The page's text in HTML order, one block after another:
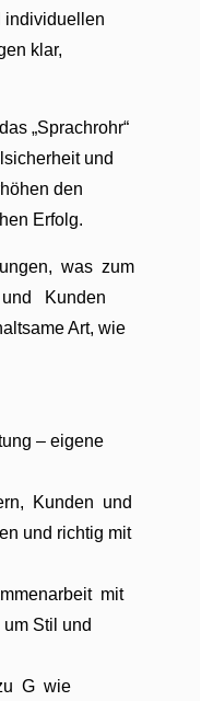
individuellen
klar,
„Sprachrohr“
und
den
Erfolg.
was zum
und Kunden
Art, wie
– eigene
Kunden und
und richtig mit
mit
Stil und
G wie